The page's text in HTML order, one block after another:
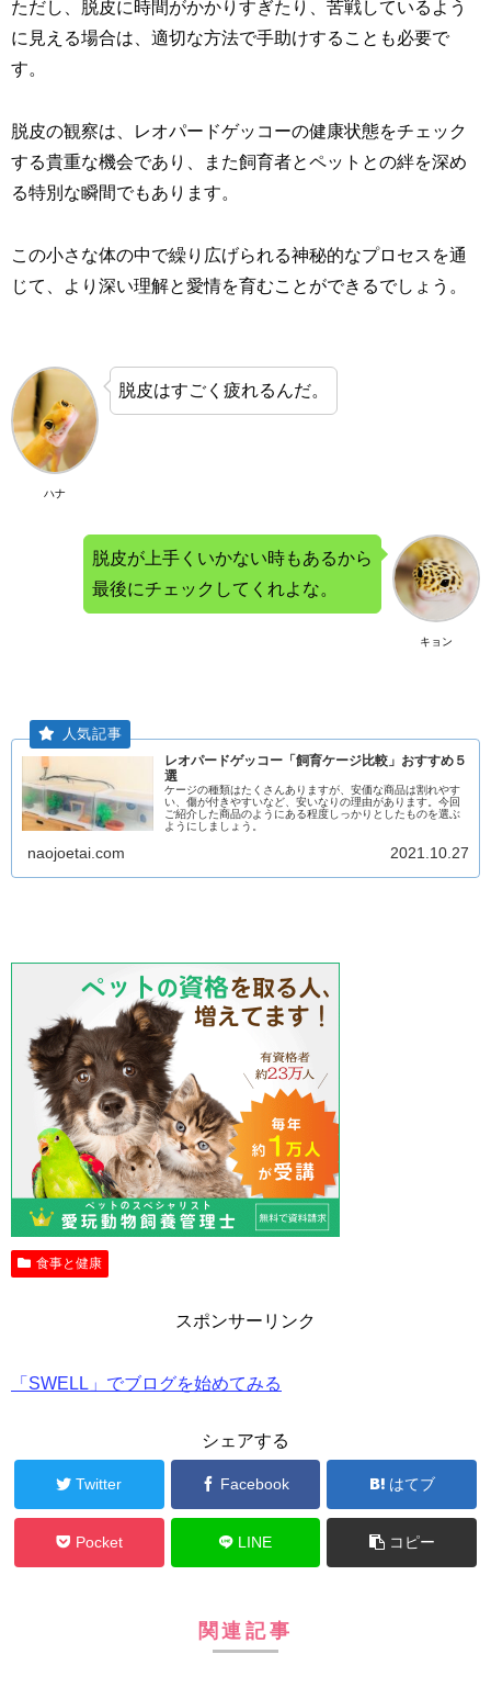
ただし、脱皮に時間がかかりすぎたり、苦戦しているよう
に見える場合は、適切な方法で手助けすることも必要で
す。
脱皮の観察は、レオパードゲッコーの健康状態をチェック
する貴重な機会であり、また飼育者とペットとの絆を深め
る特別な瞬間でもあります。
この小さな体の中で繰り広げられる神秘的なプロセスを通
じて、より深い理解と愛情を育むことができるでしょう。
ハナ
脱皮はすごく疲れるんだ。
キョン
脱皮が上手くいかない時もあるから
最後にチェックしてくれよな。
レオパードゲッコー「飼育ケージ比較」おすすめ５
選
ケージの種類はたくさんありますが、安価な商品は割れやす
い、傷が付きやすいなど、安いなりの理由があります。今回
ご紹介した商品のようにある程度しっかりとしたものを選ぶ
ようにしましょう。
naojoetai.com 2021.10.27
食事と健康
スポンサーリンク
「SWELL」でブログを始めてみる
シェアする
Twitter Facebook はてブ
Pocket LINE コピー
関連記事